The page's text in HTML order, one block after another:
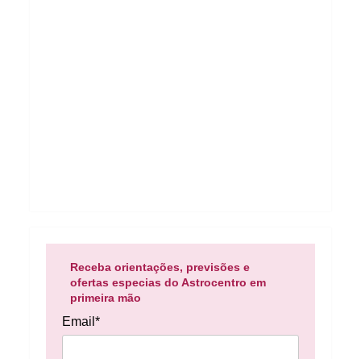
Receba orientações, previsões e
ofertas especias do Astrocentro em
primeira mão
Email*